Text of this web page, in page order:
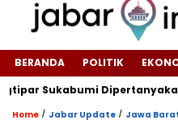
BERANDA POLITIK
Dipertanyakan
Home / Jabar Update / Jawa